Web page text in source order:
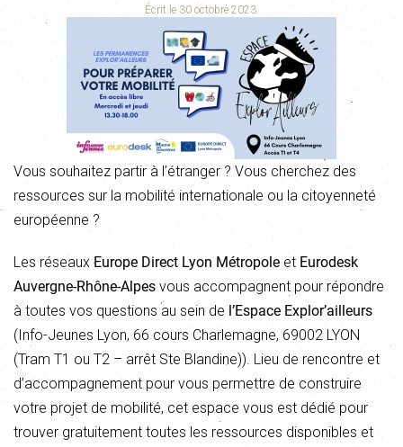
Écrit le 30 octobre 2023.
Vous souhaitez partir à l’étranger ? Vous cherchez des
ressources sur la mobilité internationale ou la citoyenneté
européenne ?
Les réseaux Europe Direct Lyon Métropole et Eurodesk
Auvergne-Rhône-Alpes vous accompagnent pour répondre
à toutes vos questions au sein de l’Espace Explor’ailleurs
(Info-Jeunes Lyon, 66 cours Charlemagne, 69002 LYON
(Tram T1 ou T2 – arrêt Ste Blandine)). Lieu de rencontre et
d’accompagnement pour vous permettre de construire
votre projet de mobilité, cet espace vous est dédié pour
trouver gratuitement toutes les ressources disponibles et